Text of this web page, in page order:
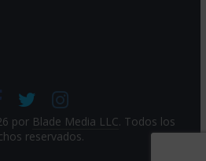
por Blade Media LLC. Todos los
reservados.